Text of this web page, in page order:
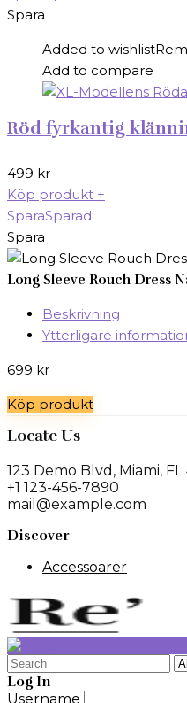
Spara
Added to wishlist
Add to compare
Röd fyrkantig
499 kr
Köp produkt +
SparaSparad
Spara
Long Sleeve Rouch Dress
Beskrivning
Ytterligare
699 kr
Köp produkt
Locate Us
123 Demo Blvd, Miami,
+1 123-456-7890
mail@example.com
Discover
Accessoarer
Search
for:
Log In
Username